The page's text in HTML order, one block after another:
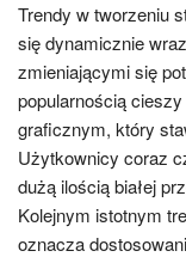
Trendy w tworzeniu
się dynamicznie
zmieniającymi się
popularnością
graficznym, który
Użytkownicy coraz
dużą ilością białej
Kolejnym istotnym
oznacza